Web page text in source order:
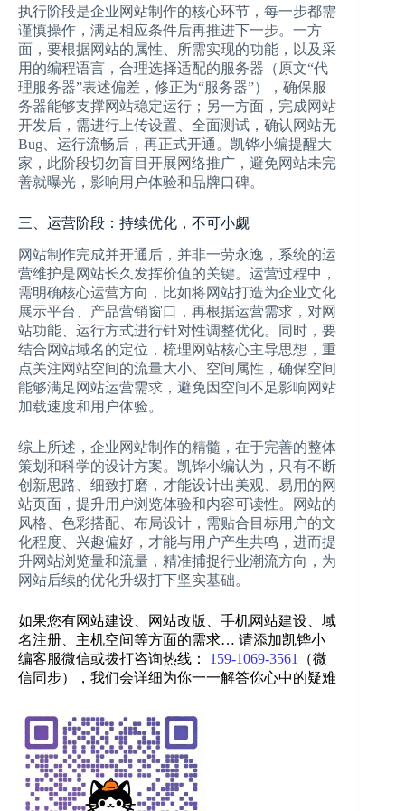
执行阶段是企业网站制作的核心环节，每一步都需
谨慎操作，满足相应条件后再推进下一步。一方
面，要根据网站的属性、所需实现的功能，以及采
用的编程语言，合理选择适配的服务器（原文“代
理服务器”表述偏差，修正为“服务器”），确保服
务器能够支撑网站稳定运行；另一方面，完成网站
开发后，需进行上传设置、全面测试，确认网站无
Bug、运行流畅后，再正式开通。凯铧小编提醒大
家，此阶段切勿盲目开展网络推广，避免网站未完
善就曝光，影响用户体验和品牌口碑。
三、运营阶段：持续优化，不可小觑
网站制作完成并开通后，并非一劳永逸，系统的运
营维护是网站长久发挥价值的关键。运营过程中，
需明确核心运营方向，比如将网站打造为企业文化
展示平台、产品营销窗口，再根据运营需求，对网
站功能、运行方式进行针对性调整优化。同时，要
结合网站域名的定位，梳理网站核心主导思想，重
点关注网站空间的流量大小、空间属性，确保空间
能够满足网站运营需求，避免因空间不足影响网站
加载速度和用户体验。
综上所述，企业网站制作的精髓，在于完善的整体
策划和科学的设计方案。凯铧小编认为，只有不断
创新思路、细致打磨，才能设计出美观、易用的网
站页面，提升用户浏览体验和内容可读性。网站的
风格、色彩搭配、布局设计，需贴合目标用户的文
化程度、兴趣偏好，才能与用户产生共鸣，进而提
升网站浏览量和流量，精准捕捉行业潮流方向，为
网站后续的优化升级打下坚实基础。
如果您有网站建设、网站改版、手机网站建设、域
名注册、主机空间等方面的需求… 请添加凯铧小
编客服微信或拨打咨询热线： 159-1069-3561
（微
信同步）
，我们会详细为你一一解答你心中的疑难